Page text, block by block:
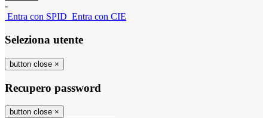
-
Entra con SPID Entra con CIE
Seleziona utente
button close ×
Recupero password
button close ×